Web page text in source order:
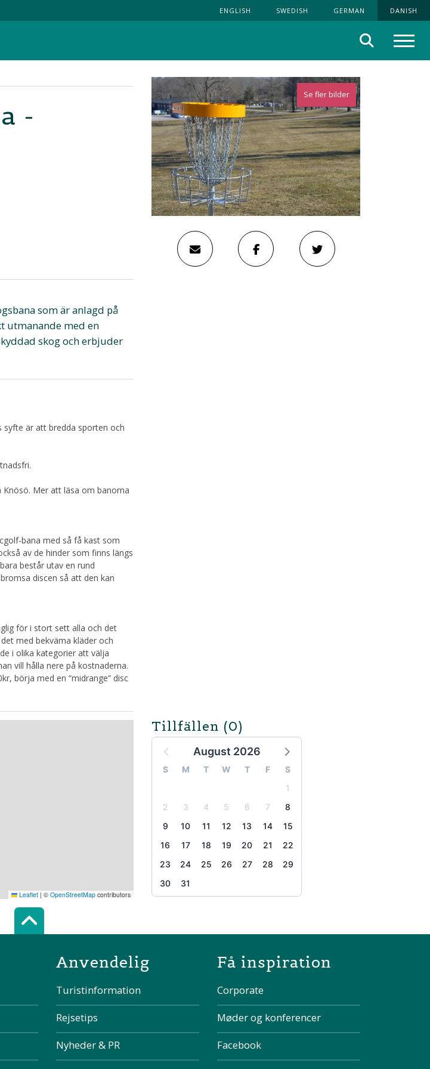
ENGLISH SWEDISH GERMAN DANISH
Søg
Se fler bilder
-
som är anlagd på
utmanande med en
skog och erbjuder
syfte är att bredda sporten och
Mer att läsa om banorna
bana med så få kast som
av de hinder som finns längs
består utav en rund
discen så att den kan
för i stort sett alla och det
med bekväma kläder och
i olika kategorier att välja
vill hålla nere på kostnaderna.
börja med en “midrange” disc
Tillfällen (0)
August 2026
S M T W T F
S
1
2
3 4 5 6 7
8
9
10 11 12 13 14
15
16
17 18 19 20 21
22
23
24 25 26 27 28
29
30
31
Leaflet | © OpenStreetMap contributors
Scroll top of the page
Anvendelig
Turistinformation
Rejsetips
Nyheder & PR
Få inspiration
Corporate
Møder og konferencer
Facebook